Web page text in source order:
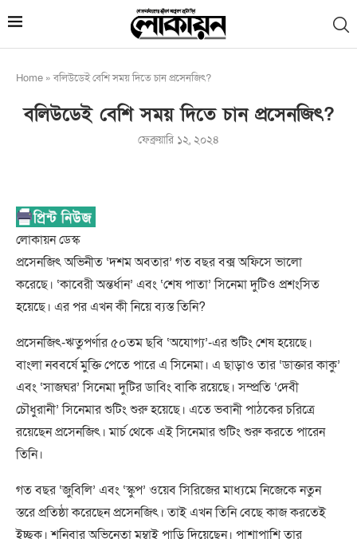
Home »বলিউডেই বেশি সময় দিতে চান প্রসেনজিৎ?
বলিউডেই বেশি সময় দিতে চান প্রসেনজিৎ?
ফেব্রুয়ারি ১২, ২০২৪
লোকায়ন ডেস্ক
প্রসেনজিৎ অভিনীত ‘দশম অবতার’ গত বছর বক্স অফিসে ভালো
করেছে। ‘কাবেরী অন্তর্ধান’ এবং ‘শেষ পাতা’ সিনেমা দুটিও প্রশংসিত
হয়েছে। এর পর এখন কী নিয়ে ব্যস্ত তিনি?
প্রসেনজিৎ-ঋতুপর্ণার ৫০তম ছবি ‘অযোগ্য’-এর শুটিং শেষ হয়েছে।
বাংলা নববর্ষে মুক্তি পেতে পারে এ সিনেমা। এ ছাড়াও তার ‘ডাক্তার কাকু’
এবং ‘সাজঘর’ সিনেমা দুটির ডাবিং বাকি রয়েছে। সম্প্রতি ‘দেবী
চৌধুরানী’ সিনেমার শুটিং শুরু হয়েছে। এতে ভবানী পাঠকের চরিত্রে
রয়েছেন প্রসেনজিৎ। মার্চ থেকে এই সিনেমার শুটিং শুরু করতে পারেন
তিনি।
গত বছর ‘জুবিলি’ এবং ‘স্কুপ’ ওয়েব সিরিজের মাধ্যমে নিজেকে নতুন
স্তরে প্রতিষ্ঠা করেছেন প্রসেনজিৎ। তাই এখন তিনি বেছে কাজ করতেই
ইচ্ছুক। শনিবার অভিনেতা মুম্বাই পাড়ি দিয়েছেন। পাশাপাশি তার